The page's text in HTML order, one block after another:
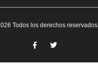
Todos los derechos reservados